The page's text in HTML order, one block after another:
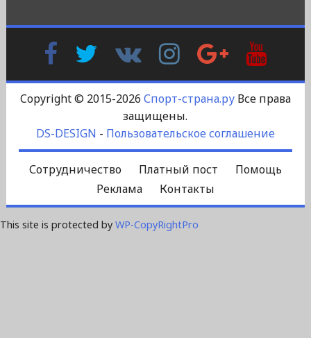
FacebookTwitter
Контакте
InstagramGoogle
Plus
Copyright © 2015-2026 Спорт-страна.руВсе права
защищены.
DS-DESIGN - Пользовательское соглашение
Сотрудничество Платный пост
Помощь
Реклама
Контакты
This site is protected by WP-CopyRightPro